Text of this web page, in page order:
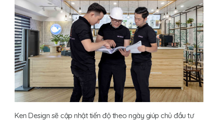
Ken Design sẽ cập nhật tiến độ theo ngày giúp chủ đầu tư